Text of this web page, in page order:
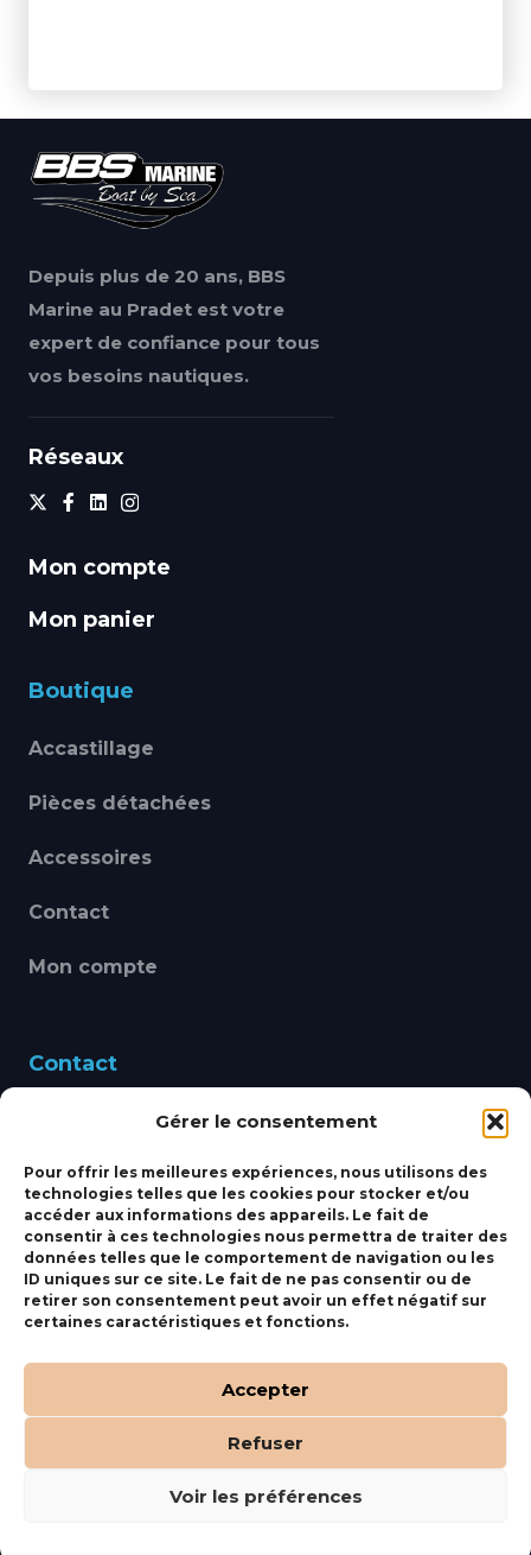
Gérer le consentement
Pour offrir les meilleures expériences, nous utilisons des
technologies telles que les cookies pour stocker et/ou
accéder aux informations des appareils. Le fait de
consentir à ces technologies nous permettra de traiter des
données telles que le comportement de navigation ou les
ID uniques sur ce site. Le fait de ne pas consentir ou de
retirer son consentement peut avoir un effet négatif sur
certaines caractéristiques et fonctions.
Accepter
Refuser
Voir les préférences
Depuis plus de 20 ans, BBS
Marine au Pradet est votre
expert de confiance pour tous
vos besoins nautiques.
Réseaux
Mon compte
Mon panier
Boutique
Accastillage
Pièces détachées
Accessoires
Contact
Mon compte
Contact
460 Avenue Alain Le
bbsmarine@bbs-
marine.fr
Fixe:04 27 50 24 50
Mobile:06 69 44 48 83
Orocom .